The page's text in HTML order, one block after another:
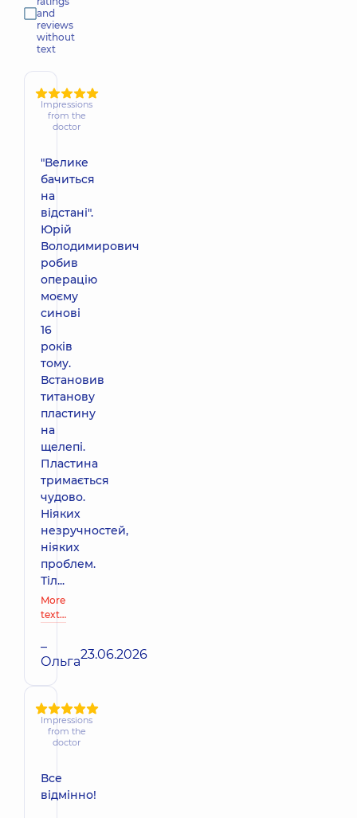
and
reviews
without
text
Impressions
from the
doctor
"Велике
бачиться
на
відстані".
Юрій
Володимирович
робив
операцію
моєму
синові
16
років
тому.
Встановив
титанову
пластину
на
щелепі.
Пластина
тримається
чудово.
Ніяких
незручностей,
ніяких
проблем.
Тіл...
More
text…
–
Ольга23.06.2026
Impressions
from the
doctor
Все
відмінно!